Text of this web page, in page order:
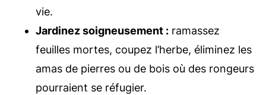
vie.
Jardinez soigneusement : ramassez
feuilles mortes, coupez l’herbe, éliminez les
amas de pierres ou de bois où des rongeurs
pourraient se réfugier.